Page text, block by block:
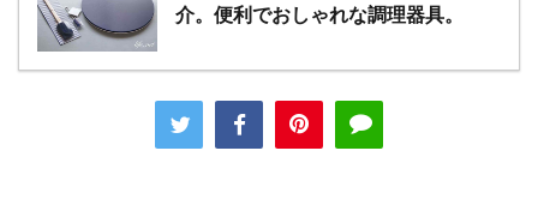
介。便利でおしゃれな調理器具。